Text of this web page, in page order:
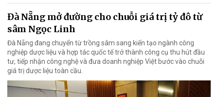
Đà Nẵng mở đường cho chuỗi giá trị tỷ đô từ
sâm Ngọc Linh
Đà Nẵng đang chuyển từ trồng sâm sang kiến tạo ngành công
nghiệp dược liệu và hợp tác quốc tế trở thành công cụ thu hút đầu
tư, tiếp nhận công nghệ và đưa doanh nghiệp Việt bước vào chuỗi
giá trị dược liệu toàn cầu.